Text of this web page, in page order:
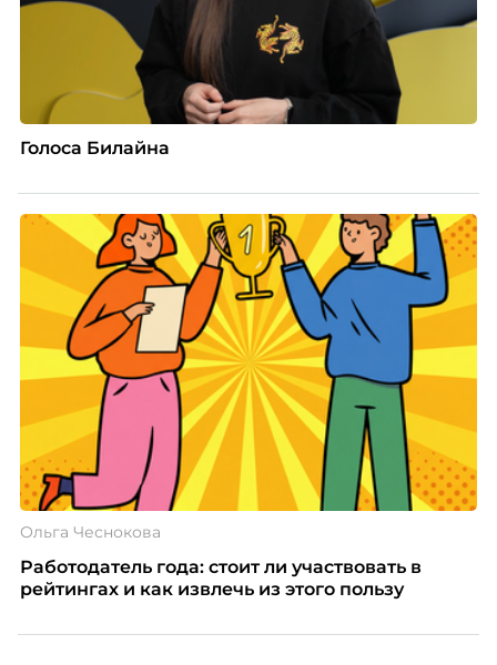
Голоса Билайна
Ольга Чеснокова
Работодатель года: стоит ли участвовать в
рейтингах и как извлечь из этого пользу